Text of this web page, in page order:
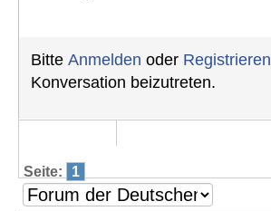
Bitte Anmelden oder Registrieren
Konversation beizutreten.
Seite: 1